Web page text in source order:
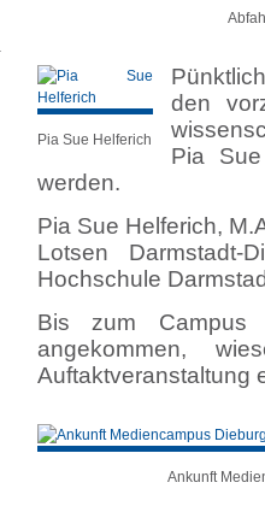
Pia Sue Helferich
den
Pia
werden.
Pia Sue Helferich,
Lotsen
Hochschule
Bis zum
angekommen,
Auftaktveranstaltung
Ankunft